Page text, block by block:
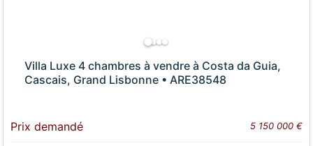
Villa Luxe 4 chambres à vendre à Costa da Guia,
Cascais, Grand Lisbonne • ARE38548
Prix demandé 5 150 000 €